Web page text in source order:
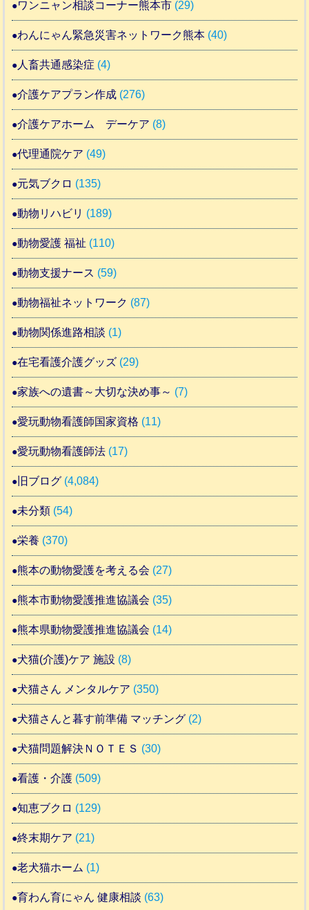
ワンニャン相談コーナー熊本市 (29)
わんにゃん緊急災害ネットワーク熊本 (40)
人畜共通感染症 (4)
介護ケアプラン作成 (276)
介護ケアホーム デーケア (8)
代理通院ケア (49)
元気ブクロ (135)
動物リハビリ (189)
動物愛護 福祉 (110)
動物支援ナース (59)
動物福祉ネットワーク (87)
動物関係進路相談 (1)
在宅看護介護グッズ (29)
家族への遺書～大切な決め事～ (7)
愛玩動物看護師国家資格 (11)
愛玩動物看護師法 (17)
旧ブログ (4,084)
未分類 (54)
栄養 (370)
熊本の動物愛護を考える会 (27)
熊本市動物愛護推進協議会 (35)
熊本県動物愛護推進協議会 (14)
犬猫(介護)ケア 施設 (8)
犬猫さん メンタルケア (350)
犬猫さんと暮す前準備 マッチング (2)
犬猫問題解決ＮＯＴＥＳ (30)
看護・介護 (509)
知恵ブクロ (129)
終末期ケア (21)
老犬猫ホーム (1)
育わん育にゃん 健康相談 (63)